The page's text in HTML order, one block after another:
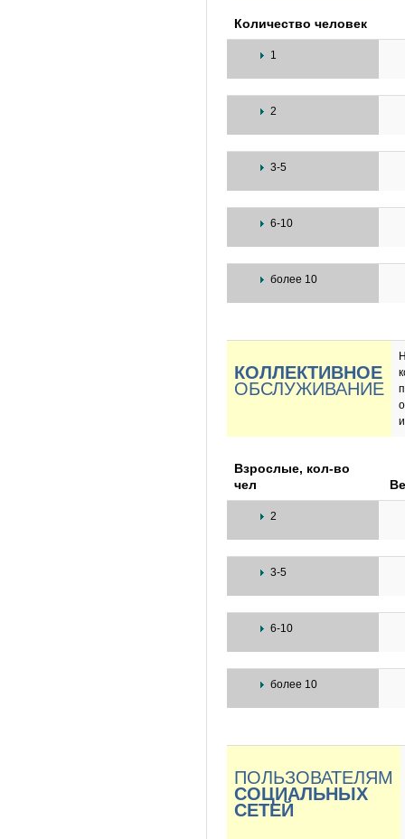
Количество человек
1
2
3-5
6-10
более 10
КОЛЛЕКТИВНОЕ
ОБСЛУЖИВАНИЕ
Взрослые, кол-во
чел
2
3-5
6-10
более 10
ПОЛЬЗОВАТЕЛЯМ
СОЦИАЛЬНЫХ
СЕТЕЙ